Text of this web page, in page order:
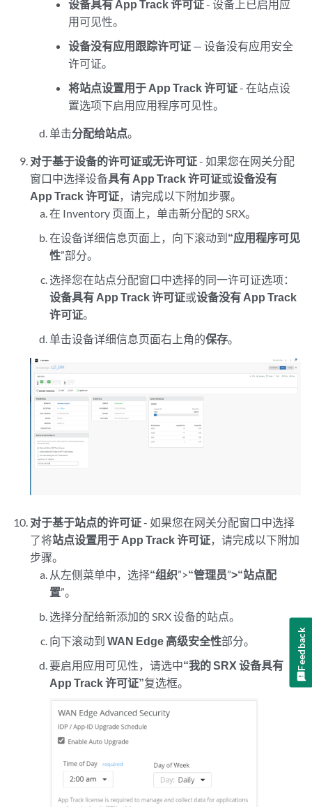
设备具有 App Track 许可证- 设备上已启用应
用可见性。
设备没有应用跟踪许可证 — 设备没有应用安全
许可证。
将站点设置用于 App Track 许可证- 在站点设
置选项下启用应用程序可见性。
单击分配给站点。
对于基于设备的许可证或无许可证- 如果您在网关分配
窗口中选择设备具有 App Track 许可证或设备没有
App Track 许可证，请完成以下附加步骤。
在 Inventory 页面上，单击新分配的 SRX。
在设备详细信息页面上，向下滚动到 “应用程序可见
性”部分。
选择您在站点分配窗口中选择的同一许可证选项：
设备具有 App Track 许可证或设备没有 App Track
许可证。
单击设备详细信息页面右上角的保存。
对于基于站点的许可证- 如果您在网关分配窗口中选择
了将站点设置用于 App Track 许可证，请完成以下附加
步骤。
从左侧菜单中，选择“组织”>“管理员”>“站点配
置”。
选择分配给新添加的 SRX 设备的站点。
向下滚动到 WAN Edge 高级安全性部分。
要启用应用可见性，请选中“我的 SRX 设备具有
App Track 许可证”复选框。
Feedback